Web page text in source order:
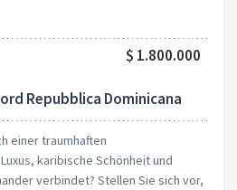
$ 1.800.000
Repubblica Dominicana
einer traumhaften
karibische Schönheit und
verbindet? Stellen Sie sich vor,